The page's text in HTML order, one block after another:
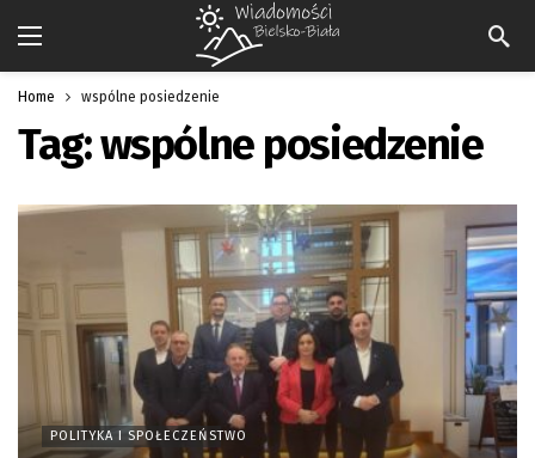
Home wspólne posiedzenie
Tag:wspólne posiedzenie
POLITYKA I SPOŁECZEŃSTWO